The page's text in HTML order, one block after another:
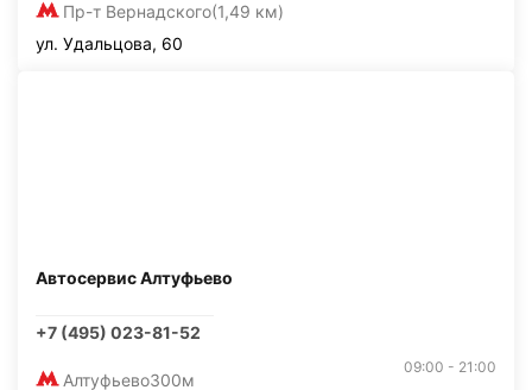
Пр-т Вернадского(1,49 км)
ул. Удальцова, 60
Автосервис Алтуфьево
+7 (495) 023-81-52
Алтуфьево300м
09:00 - 21:00